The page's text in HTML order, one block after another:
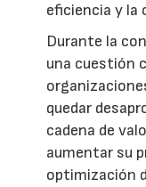
eficiencia y la
Durante la
una cuestión
quedar
cadena de
aumentar su
optimización